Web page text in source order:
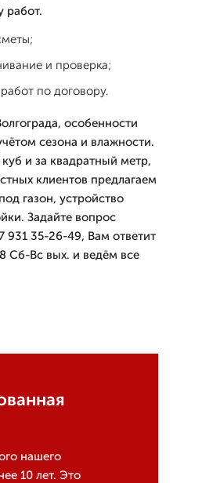
работ.
и проверка;
по договору.
особенности
сезона и влажности.
и за квадратный метр,
клиентов предлагаем
газон, устройство
Задайте вопрос
35-26-49, Вам ответит
Сб-Вс вых. и ведём все
нашего
10 лет. Это